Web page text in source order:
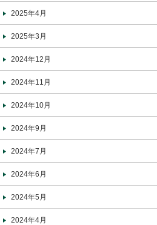
2025年4月
2025年3月
2024年12月
2024年11月
2024年10月
2024年9月
2024年7月
2024年6月
2024年5月
2024年4月